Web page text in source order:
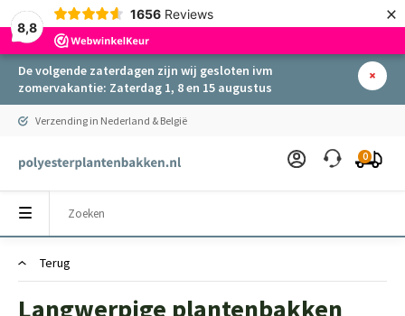
8,8
1656 Reviews ×
De volgende zaterdagen zijn wij gesloten ivm
zomervakantie: Zaterdag 1, 8 en 15 augustus
Verzending in Nederland & België
0
Terug
Langwerpige plantenbakken